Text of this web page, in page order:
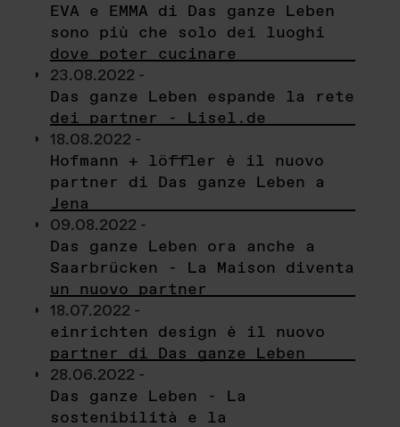
EVA e EMMA di Das ganze Leben
sono più che solo dei luoghi
dove poter cucinare
23.08.2022 -
Das ganze Leben espande la rete
dei partner - Lisel.de
18.08.2022 -
Hofmann + löffler è il nuovo
partner di Das ganze Leben a
Jena
09.08.2022 -
Das ganze Leben ora anche a
Saarbrücken - La Maison diventa
un nuovo partner
18.07.2022 -
einrichten design è il nuovo
partner di Das ganze Leben
28.06.2022 -
Das ganze Leben - La
sostenibilità e la